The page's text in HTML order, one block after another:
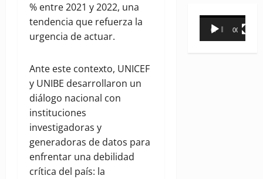
% entre 2021 y 2022, una
tendencia que refuerza la
urgencia de actuar.
Ante este contexto, UNICEF
y UNIBE desarrollaron un
diálogo nacional con
instituciones
investigadoras y
generadoras de datos para
enfrentar una debilidad
crítica del país: la
Reproductor
00:00 00:31